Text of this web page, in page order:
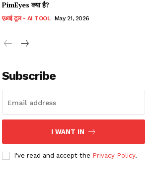
PimEyes क्या है?
एआई टूल - AI TOOL May 21, 2026
Subscribe
I WANT IN
I've read and accept the Privacy Policy.